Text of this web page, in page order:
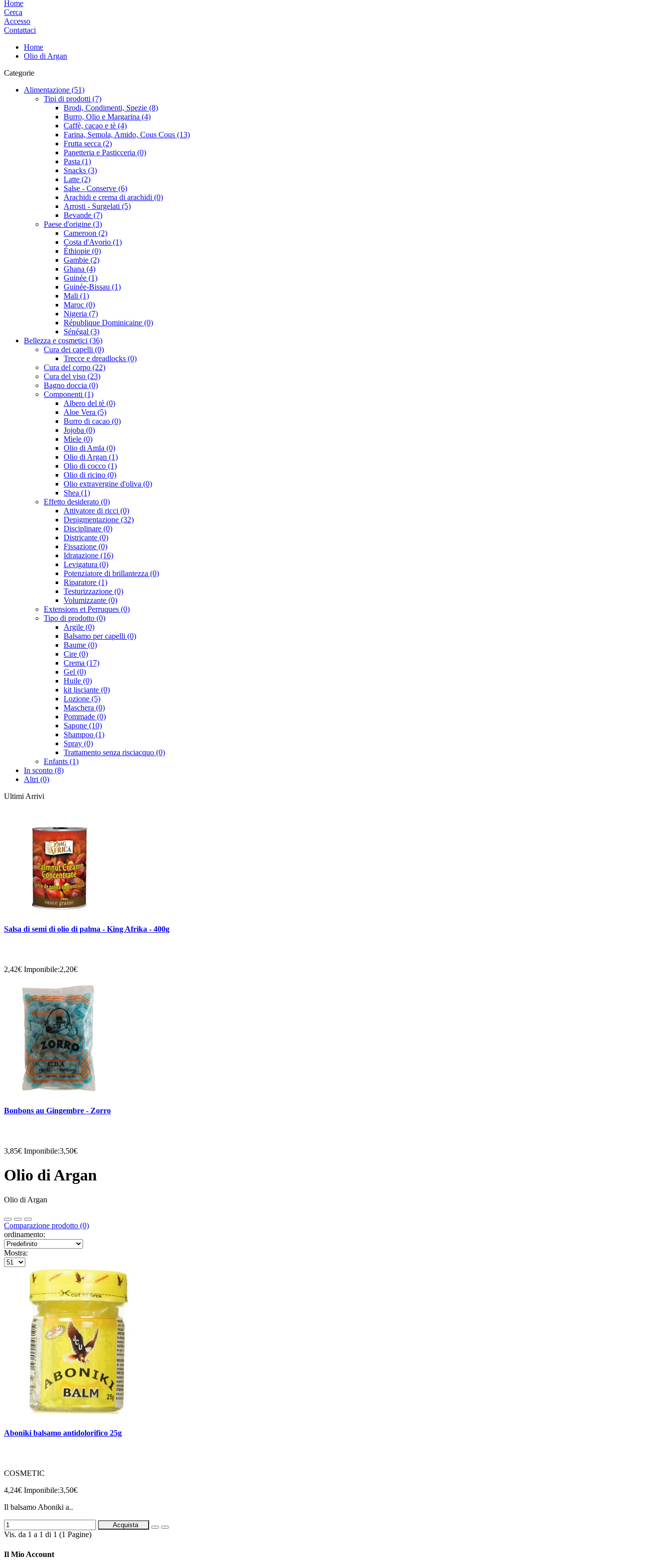
Home
Cerca
Accesso
Contattaci
Home
Olio di Argan
Categorie
Alimentazione (51)
Tipi di prodotti (7)
Brodi, Condimenti, Spezie (8)
Burro, Olio e Margarina (4)
Caffè, cacao e tè (4)
Farina, Semola, Amido, Cous Cous (13)
Frutta secca (2)
Panetteria e Pasticceria (0)
Pasta (1)
Snacks (3)
Latte (2)
Salse - Conserve (6)
Arachidi e crema di arachidi (0)
Arrosti - Surgelati (5)
Bevande (7)
Paese d'origine (3)
Cameroon (2)
Costa d'Avorio (1)
Éthiopie (0)
Gambie (2)
Ghana (4)
Guinée (1)
Guinée-Bissau (1)
Mali (1)
Maroc (0)
Nigeria (7)
République Dominicaine (0)
Sénégal (3)
Bellezza e cosmetici (36)
Cura dei capelli (0)
Trecce e dreadlocks (0)
Cura del corpo (22)
Cura del viso (23)
Bagno doccia (0)
Componenti (1)
Albero del tè (0)
Aloe Vera (5)
Burro di cacao (0)
Jojoba (0)
Miele (0)
Olio di Amla (0)
Olio di Argan (1)
Olio di cocco (1)
Olio di ricino (0)
Olio extravergine d'oliva (0)
Shea (1)
Effetto desiderato (0)
Attivatore di ricci (0)
Depigmentazione (32)
Disciplinare (0)
Districante (0)
Fissazione (0)
Idratazione (16)
Levigatura (0)
Potenziatore di brillantezza (0)
Riparatore (1)
Testurizzazione (0)
Volumizzante (0)
Extensions et Perruques (0)
Tipo di prodotto (0)
Argile (0)
Balsamo per capelli (0)
Baume (0)
Cire (0)
Crema (17)
Gel (0)
Huile (0)
kit lisciante (0)
Lozione (5)
Maschera (0)
Pommade (0)
Sapone (10)
Shampoo (1)
Spray (0)
Trattamento senza risciacquo (0)
Enfants (1)
In sconto (8)
Altri (0)
Ultimi Arrivi
Salsa di semi di olio di palma - King Afrika - 400g
2,42€ Imponibile:2,20€
Bonbons au Gingembre - Zorro
3,85€ Imponibile:3,50€
Olio di Argan
Olio di Argan
Comparazione prodotto (0)
ordinamento:
Mostra:
Aboniki balsamo antidolorifico 25g
COSMETIC
4,24€ Imponibile:3,50€
Il balsamo Aboniki a..
Acquista
Vis. da 1 a 1 di 1 (1 Pagine)
Il Mio Account